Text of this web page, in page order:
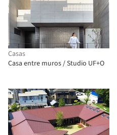
Casas
Casa entre muros / Studio UF+O